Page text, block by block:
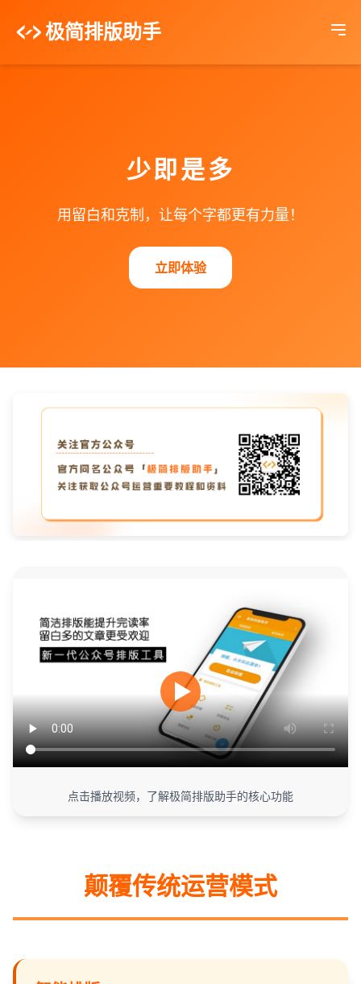
极简排版助手
少即是多
用留白和克制，让每个字都更有力量！
立即体验
点击播放视频，了解极简排版助手的核心功能
颠覆传统运营模式